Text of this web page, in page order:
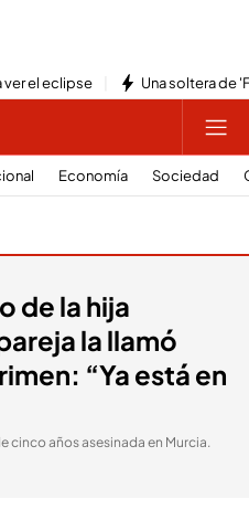
ver el eclipse Una soltera de
Economía Sociedad
de la hija
la llamó
“Ya está en
cinco años asesinada en Murcia.